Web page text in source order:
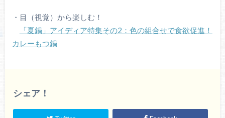
・目（視覚）から楽しむ！
「夏鍋」アイディア特集その2：色の組合せで食欲促進！
カレーもつ鍋
シェア！